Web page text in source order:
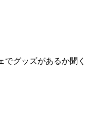
でグッズがあるか聞く